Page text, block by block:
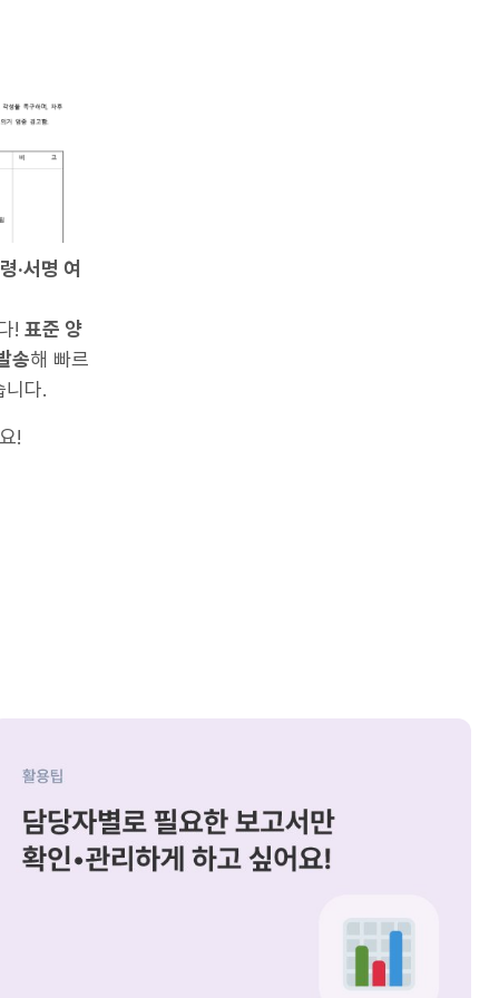
·서명 여
! 표준 양
송해 빠르
니다.
!